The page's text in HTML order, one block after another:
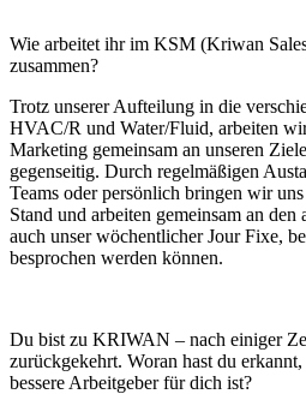
Wie arbeitet ihr im KSM (Kriwan
zusammen?
Trotz unserer Aufteilung in die
HVAC/R und Water/Fluid, arbeiten
Marketing gemeinsam an unseren
gegenseitig. Durch regelmäßigen
Teams oder persönlich bringen wir
Stand und arbeiten gemeinsam an
auch unser wöchentlicher Jour Fixe,
besprochen werden können.
Du bist zu KRIWAN – nach einiger
zurückgekehrt. Woran hast du
bessere Arbeitgeber für dich ist?